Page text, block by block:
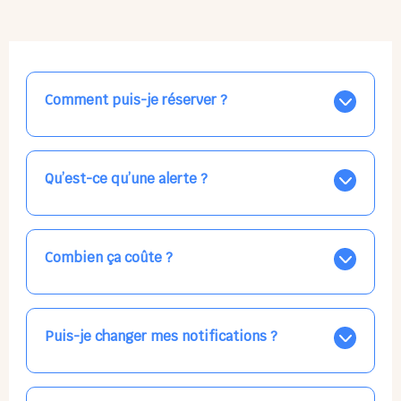
Comment puis-je réserver ?
Nos places libres au quotidien sont affichées jour par
jour dans le calendrier ci-dessus, EN BLEU. Tapez sur
celle qui vous intéresse, choisissez vos horaires, et la
confirmation est immédiate ! Vos accueils
Qu’est-ce qu’une alerte ?
Vous avez besoin d'une solution d'accueil pour une
date précise, ou pour un jour régulier dans la semaine,
mais les places disponibles EN BLEU ne correspondent
pas ? Créez une alerte ponctuelle ou récurrente, ainsi
Combien ça coûte ?
Votre accueil est normalement facturé par la direction
de la crèche, en fin de mois, selon votre taux horaire
habituel. N'hésitez pas à confirmer directement avec
l'équipe lors de la prochaine visite !
Puis-je changer mes notifications ?
Dans votre profil (bouton bleu en haut à droite), vous
pouvez choisir de recevoir les alertes et confirmations